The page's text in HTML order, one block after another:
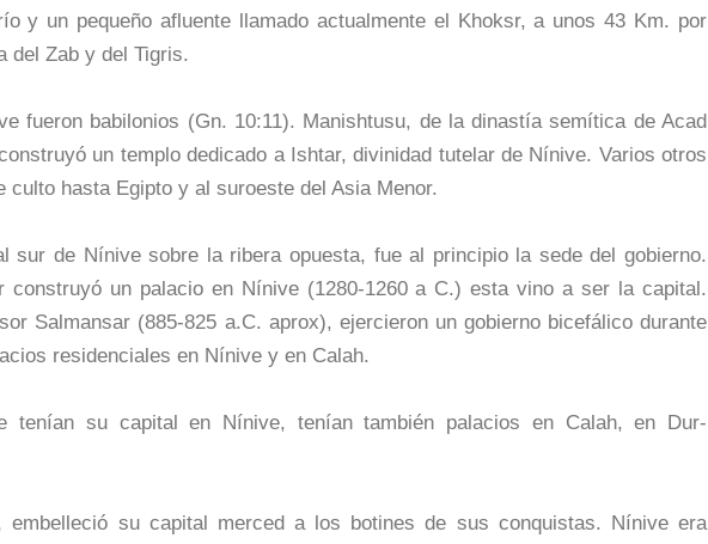
y un pequeño afluente llamado actualmente el Khoksr, a unos 43 Km. por
del Zab y del Tigris.
fueron babilonios (Gn. 10:11). Manishtusu, de la dinastía semítica de Acad
un templo dedicado a Ishtar, divinidad tutelar de Nínive. Varios otros
culto hasta Egipto y al suroeste del Asia Menor.
sur de Nínive sobre la ribera opuesta, fue al principio la sede del gobierno.
construyó un palacio en Nínive (1280-1260 a C.) esta vino a ser la capital.
Salmansar (885-825 a.C. aprox), ejercieron un gobierno bicefálico durante
residenciales en Nínive y en Calah.
tenían su capital en Nínive, tenían también palacios en Calah, en Dur-
embelleció su capital merced a los botines de sus conquistas. Nínive era